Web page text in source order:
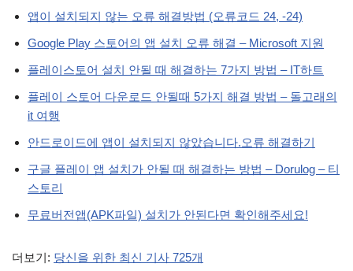
앱이 설치되지 않는 오류 해결방법 (오류코드 24, -24)
Google Play 스토어의 앱 설치 오류 해결 – Microsoft 지원
플레이스토어 설치 안될 때 해결하는 7가지 방법 – IT하트
플레이 스토어 다운로드 안될때 5가지 해결 방법 – 돌고래의
it 여행
안드로이드에 앱이 설치되지 않았습니다.오류 해결하기
구글 플레이 앱 설치가 안될 때 해결하는 방법 – Dorulog – 티
스토리
무료버전앱(APK파일) 설치가 안된다면 확인해주세요!
더보기: 당신을 위한 최신 기사 725개